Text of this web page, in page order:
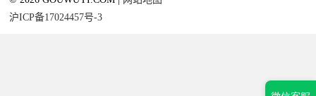
沪ICP备17024457号-3